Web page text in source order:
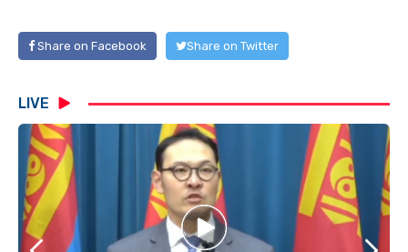
Share on Facebook Share on Twitter
LIVE